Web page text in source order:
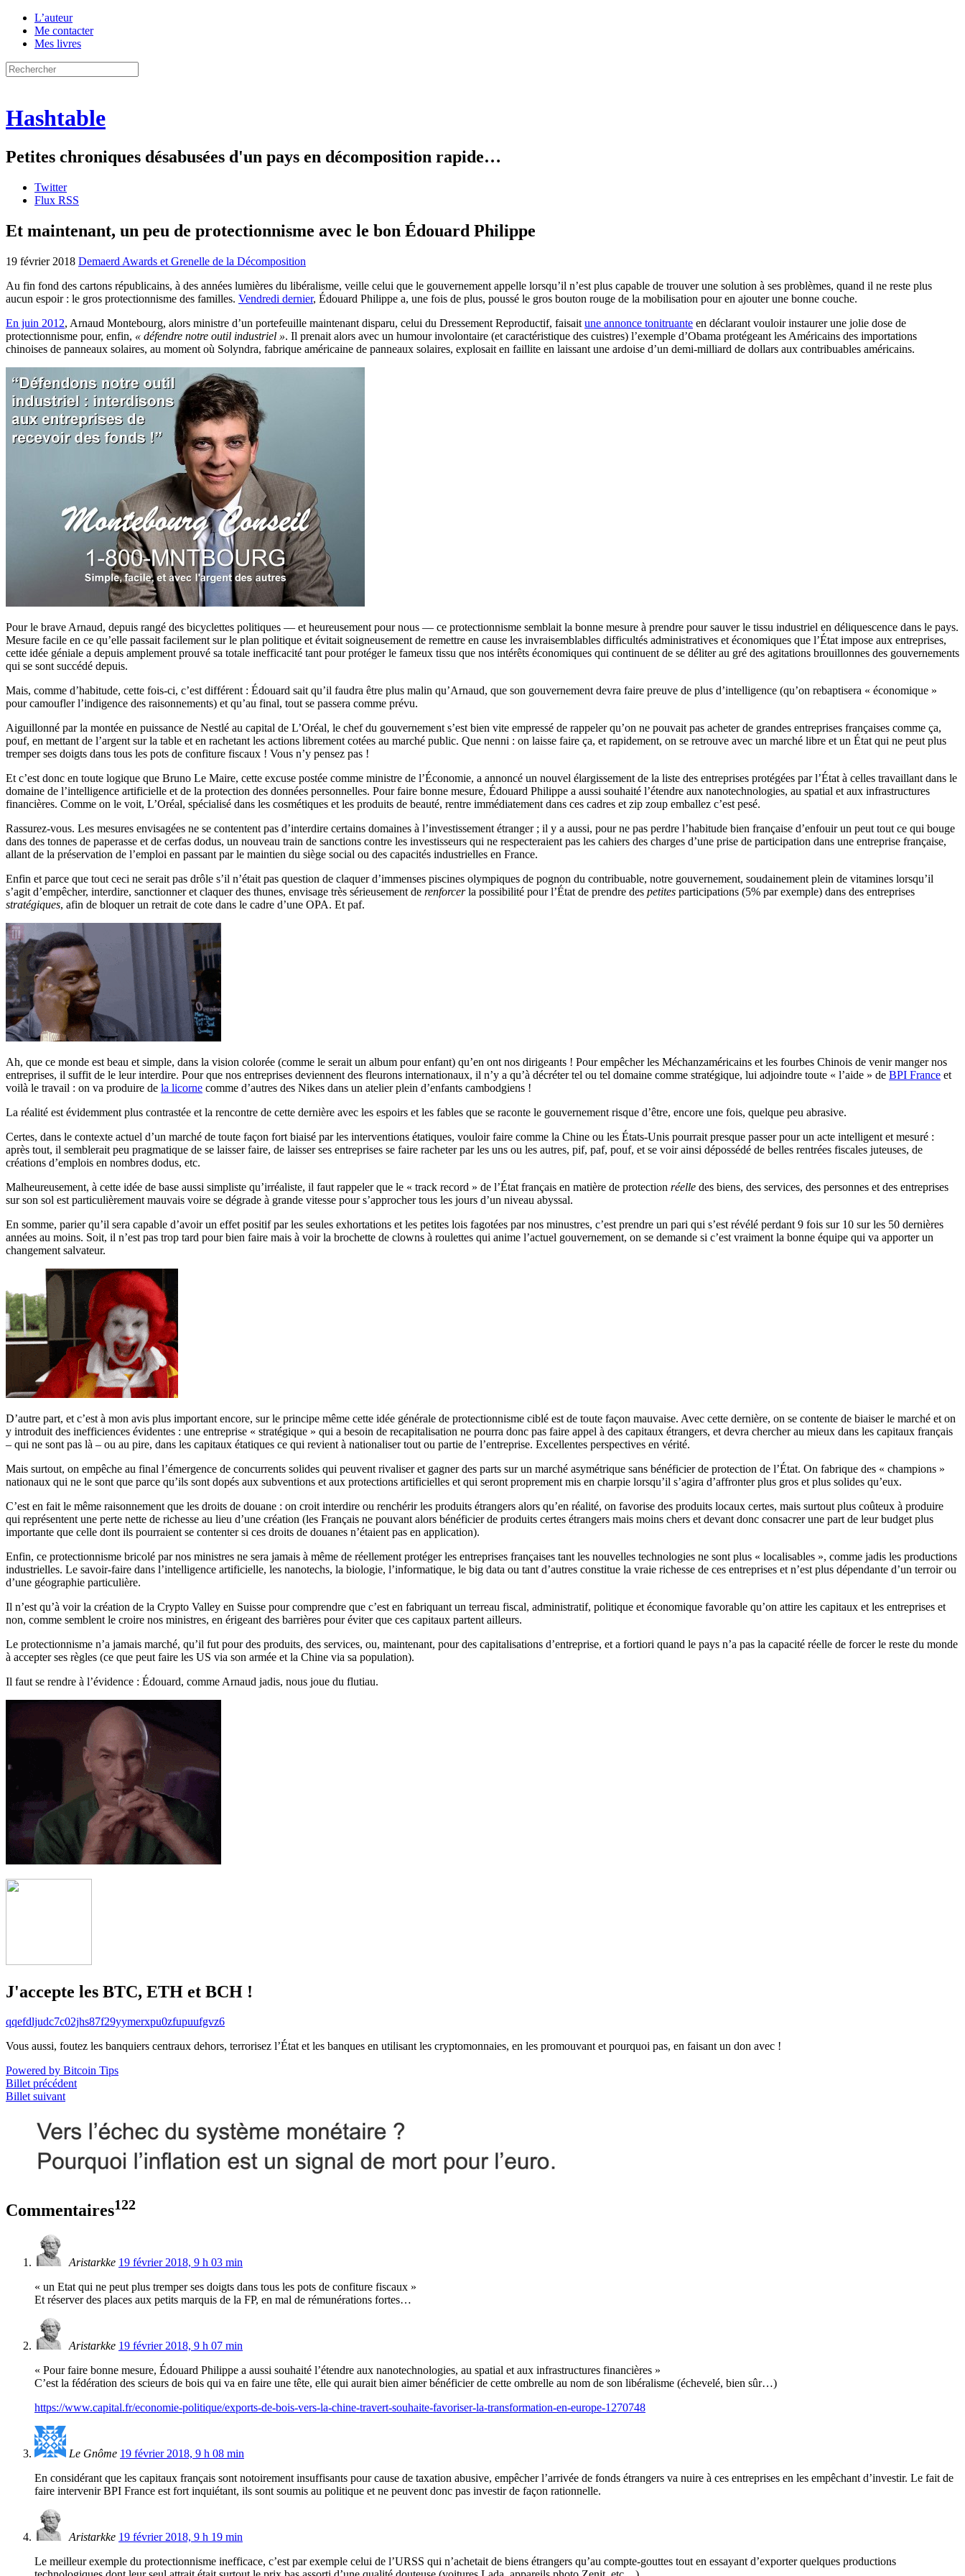
L’auteur
Me contacter
Mes livres
Hashtable
Petites chroniques désabusées d'un pays en décomposition rapide…
Twitter
Flux RSS
Et maintenant, un peu de protectionnisme avec le bon Édouard Philippe
19 février 2018 Demaerd Awards et Grenelle de la Décomposition
Au fin fond des cartons républicains, à des années lumières du libéralisme, veille celui que le gouvernement appelle lorsqu’il n’est plus capable de trouver une solution à ses problèmes, quand il ne reste plus
aucun espoir : le gros protectionnisme des familles. Vendredi dernier, Édouard Philippe a, une fois de plus, poussé le gros bouton rouge de la mobilisation pour en ajouter une bonne couche.
En juin 2012, Arnaud Montebourg, alors ministre d’un portefeuille maintenant disparu, celui du Dressement Reproductif, faisait une annonce tonitruante en déclarant vouloir instaurer une jolie dose de
protectionnisme pour, enfin, « défendre notre outil industriel ». Il prenait alors avec un humour involontaire (et caractéristique des cuistres) l’exemple d’Obama protégeant les Américains des importations
chinoises de panneaux solaires, au moment où Solyndra, fabrique américaine de panneaux solaires, explosait en faillite en laissant une ardoise d’un demi-milliard de dollars aux contribuables américains.
Pour le brave Arnaud, depuis rangé des bicyclettes politiques — et heureusement pour nous — ce protectionnisme semblait la bonne mesure à prendre pour sauver le tissu industriel en déliquescence dans le pays.
Mesure facile en ce qu’elle passait facilement sur le plan politique et évitait soigneusement de remettre en cause les invraisemblables difficultés administratives et économiques que l’État impose aux entreprises,
cette idée géniale a depuis amplement prouvé sa totale inefficacité tant pour protéger le fameux tissu que nos intérêts économiques qui continuent de se déliter au gré des agitations brouillonnes des gouvernements
qui se sont succédé depuis.
Mais, comme d’habitude, cette fois-ci, c’est différent : Édouard sait qu’il faudra être plus malin qu’Arnaud, que son gouvernement devra faire preuve de plus d’intelligence (qu’on rebaptisera « économique »
pour camoufler l’indigence des raisonnements) et qu’au final, tout se passera comme prévu.
Aiguillonné par la montée en puissance de Nestlé au capital de L’Oréal, le chef du gouvernement s’est bien vite empressé de rappeler qu’on ne pouvait pas acheter de grandes entreprises françaises comme ça,
pouf, en mettant de l’argent sur la table et en rachetant les actions librement cotées au marché public. Que nenni : on laisse faire ça, et rapidement, on se retrouve avec un marché libre et un État qui ne peut plus
tremper ses doigts dans tous les pots de confiture fiscaux ! Vous n’y pensez pas !
Et c’est donc en toute logique que Bruno Le Maire, cette excuse postée comme ministre de l’Économie, a annoncé un nouvel élargissement de la liste des entreprises protégées par l’État à celles travaillant dans le
domaine de l’intelligence artificielle et de la protection des données personnelles. Pour faire bonne mesure, Édouard Philippe a aussi souhaité l’étendre aux nanotechnologies, au spatial et aux infrastructures
financières. Comme on le voit, L’Oréal, spécialisé dans les cosmétiques et les produits de beauté, rentre immédiatement dans ces cadres et zip zoup emballez c’est pesé.
Rassurez-vous. Les mesures envisagées ne se contentent pas d’interdire certains domaines à l’investissement étranger ; il y a aussi, pour ne pas perdre l’habitude bien française d’enfouir un peut tout ce qui bouge
dans des tonnes de paperasse et de cerfas dodus, un nouveau train de sanctions contre les investisseurs qui ne respecteraient pas les cahiers des charges d’une prise de participation dans une entreprise française,
allant de la préservation de l’emploi en passant par le maintien du siège social ou des capacités industrielles en France.
Enfin et parce que tout ceci ne serait pas drôle s’il n’était pas question de claquer d’immenses piscines olympiques de pognon du contribuable, notre gouvernement, soudainement plein de vitamines lorsqu’il
s’agit d’empêcher, interdire, sanctionner et claquer des thunes, envisage très sérieusement de renforcerla possibilité pour l’État de prendre des petites participations (5% par exemple) dans des entreprises
stratégiques, afin de bloquer un retrait de cote dans le cadre d’une OPA. Et paf.
Ah, que ce monde est beau et simple, dans la vision colorée (comme le serait un album pour enfant) qu’en ont nos dirigeants ! Pour empêcher les Méchanzaméricains et les fourbes Chinois de venir manger nos
entreprises, il suffit de le leur interdire. Pour que nos entreprises deviennent des fleurons internationaux, il n’y a qu’à décréter tel ou tel domaine comme stratégique, lui adjoindre toute « l’aide » de BPI France et
voilà le travail : on va produire de la licorne comme d’autres des Nikes dans un atelier plein d’enfants cambodgiens !
La réalité est évidemment plus contrastée et la rencontre de cette dernière avec les espoirs et les fables que se raconte le gouvernement risque d’être, encore une fois, quelque peu abrasive.
Certes, dans le contexte actuel d’un marché de toute façon fort biaisé par les interventions étatiques, vouloir faire comme la Chine ou les États-Unis pourrait presque passer pour un acte intelligent et mesuré :
après tout, il semblerait peu pragmatique de se laisser faire, de laisser ses entreprises se faire racheter par les uns ou les autres, pif, paf, pouf, et se voir ainsi dépossédé de belles rentrées fiscales juteuses, de
créations d’emplois en nombres dodus, etc.
Malheureusement, à cette idée de base aussi simpliste qu’irréaliste, il faut rappeler que le « track record » de l’État français en matière de protection réelle des biens, des services, des personnes et des entreprises
sur son sol est particulièrement mauvais voire se dégrade à grande vitesse pour s’approcher tous les jours d’un niveau abyssal.
En somme, parier qu’il sera capable d’avoir un effet positif par les seules exhortations et les petites lois fagotées par nos minustres, c’est prendre un pari qui s’est révélé perdant 9 fois sur 10 sur les 50 dernières
années au moins. Soit, il n’est pas trop tard pour bien faire mais à voir la brochette de clowns à roulettes qui anime l’actuel gouvernement, on se demande si c’est vraiment la bonne équipe qui va apporter un
changement salvateur.
D’autre part, et c’est à mon avis plus important encore, sur le principe même cette idée générale de protectionnisme ciblé est de toute façon mauvaise. Avec cette dernière, on se contente de biaiser le marché et on
y introduit des inefficiences évidentes : une entreprise « stratégique » qui a besoin de recapitalisation ne pourra donc pas faire appel à des capitaux étrangers, et devra chercher au mieux dans les capitaux français
– qui ne sont pas là – ou au pire, dans les capitaux étatiques ce qui revient à nationaliser tout ou partie de l’entreprise. Excellentes perspectives en vérité.
Mais surtout, on empêche au final l’émergence de concurrents solides qui peuvent rivaliser et gagner des parts sur un marché asymétrique sans bénéficier de protection de l’État. On fabrique des « champions »
nationaux qui ne le sont que parce qu’ils sont dopés aux subventions et aux protections artificielles et qui seront proprement mis en charpie lorsqu’il s’agira d’affronter plus gros et plus solides qu’eux.
C’est en fait le même raisonnement que les droits de douane : on croit interdire ou renchérir les produits étrangers alors qu’en réalité, on favorise des produits locaux certes, mais surtout plus coûteux à produire
qui représentent une perte nette de richesse au lieu d’une création (les Français ne pouvant alors bénéficier de produits certes étrangers mais moins chers et devant donc consacrer une part de leur budget plus
importante que celle dont ils pourraient se contenter si ces droits de douanes n’étaient pas en application).
Enfin, ce protectionnisme bricolé par nos ministres ne sera jamais à même de réellement protéger les entreprises françaises tant les nouvelles technologies ne sont plus « localisables », comme jadis les productions
industrielles. Le savoir-faire dans l’intelligence artificielle, les nanotechs, la biologie, l’informatique, le big data ou tant d’autres constitue la vraie richesse de ces entreprises et n’est plus dépendante d’un terroir ou
d’une géographie particulière.
Il n’est qu’à voir la création de la Crypto Valley en Suisse pour comprendre que c’est en fabriquant un terreau fiscal, administratif, politique et économique favorable qu’on attire les capitaux et les entreprises et
non, comme semblent le croire nos ministres, en érigeant des barrières pour éviter que ces capitaux partent ailleurs.
Le protectionnisme n’a jamais marché, qu’il fut pour des produits, des services, ou, maintenant, pour des capitalisations d’entreprise, et a fortiori quand le pays n’a pas la capacité réelle de forcer le reste du monde
à accepter ses règles (ce que peut faire les US via son armée et la Chine via sa population).
Il faut se rendre à l’évidence : Édouard, comme Arnaud jadis, nous joue du flutiau.
J'accepte les BTC, ETH et BCH !
qqefdljudc7c02jhs87f29yymerxpu0zfupuufgvz6
Vous aussi, foutez les banquiers centraux dehors, terrorisez l’État et les banques en utilisant les cryptomonnaies, en les promouvant et pourquoi pas, en faisant un don avec !
Powered by Bitcoin Tips
Billet précédent
Billet suivant
Commentaires122
Aristarkke 19 février 2018, 9 h 03 min
« un Etat qui ne peut plus tremper ses doigts dans tous les pots de confiture fiscaux »
Et réserver des places aux petits marquis de la FP, en mal de rémunérations fortes…
Aristarkke 19 février 2018, 9 h 07 min
« Pour faire bonne mesure, Édouard Philippe a aussi souhaité l’étendre aux nanotechnologies, au spatial et aux infrastructures financières »
C’est la fédération des scieurs de bois qui va en faire une tête, elle qui aurait bien aimer bénéficier de cette ombrelle au nom de son libéralisme (échevelé, bien sûr…)
https://www.capital.fr/economie-politique/exports-de-bois-vers-la-chine-travert-souhaite-favoriser-la-transformation-en-europe-1270748
Le Gnôme 19 février 2018, 9 h 08 min
En considérant que les capitaux français sont notoirement insuffisants pour cause de taxation abusive, empêcher l’arrivée de fonds étrangers va nuire à ces entreprises en les empêchant d’investir. Le fait de
faire intervenir BPI France est fort inquiétant, ils sont soumis au politique et ne peuvent donc pas investir de façon rationnelle.
Aristarkke 19 février 2018, 9 h 19 min
Le meilleur exemple du protectionnisme inefficace, c’est par exemple celui de l’URSS qui n’achetait de biens étrangers qu’au compte-gouttes tout en essayant d’exporter quelques productions